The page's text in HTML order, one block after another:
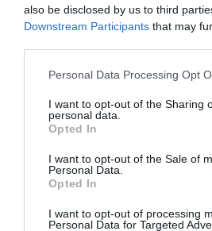
also be disclosed by us to third
Downstream Participants that may
Personal Data Processing Opt
I want to opt-out of the Sharing
personal data.
Opted In
I want to opt-out of the Sale of
Personal Data.
Opted In
I want to opt-out of processing
Personal Data for Targeted
Kategóriák
Nincs kategória
GAÁL-Autóház Kft.
info@gaalautohaz.hu
2100 Gödöllő, Dózsa György